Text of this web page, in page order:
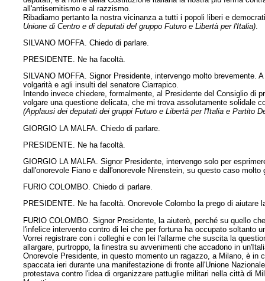
all'antisemitismo e al razzismo.
Ribadiamo pertanto la nostra vicinanza a tutti i popoli liberi e
Unione di Centro e di deputati del gruppo Futuro e Libertà per l'Italia)
SILVANO MOFFA. Chiedo di parlare.
PRESIDENTE. Ne ha facoltà.
SILVANO MOFFA. Signor Presidente, intervengo molto brevemente.
volgarità e agli insulti del senatore Ciarrapico.
Intendo invece chiedere, formalmente, al Presidente del Consiglio di
volgare una questione delicata, che mi trova assolutamente solidale
(Applausi dei deputati dei gruppi Futuro e Libertà per l'Italia e Partito
GIORGIO LA MALFA. Chiedo di parlare.
PRESIDENTE. Ne ha facoltà.
GIORGIO LA MALFA. Signor Presidente, intervengo solo per
dall'onorevole Fiano e dall'onorevole Nirenstein, su questo caso
FURIO COLOMBO. Chiedo di parlare.
PRESIDENTE. Ne ha facoltà. Onorevole Colombo la prego di aiutare
FURIO COLOMBO. Signor Presidente, la aiuterò, perché su quello
l'infelice intervento contro di lei che per fortuna ha occupato soltanto
Vorrei registrare con i colleghi e con lei l'allarme che suscita la
allargare, purtroppo, la finestra su avvenimenti che accadono in
Onorevole Presidente, in questo momento un ragazzo, a Milano, è
spaccata ieri durante una manifestazione di fronte all'Unione
protestava contro l'idea di organizzare pattuglie militari nella città di